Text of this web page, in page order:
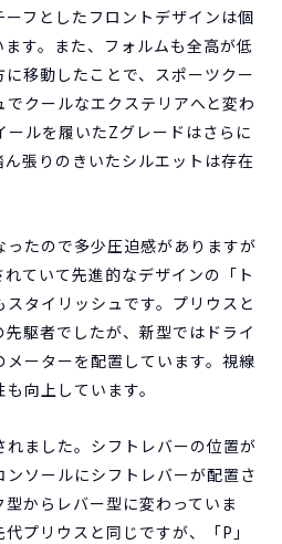
フとしたフロントデザインは個
す。また、フォルムも全高が低
移動したことで、スポーツクー
クールなエクステリアへと変わ
ールを履いたZグレードはさらに
張りのきいたシルエットは存在
たので多少圧迫感がありますが
ていて先進的なデザインの「ト
タイリッシュです。プリウスと
駆者でしたが、新型ではドライ
ーターを配置しています。視線
向上しています。
ました。シフトレバーの位置が
ソールにシフトレバーが配置さ
からレバー型に変わっていま
プリウスと同じですが、「P」